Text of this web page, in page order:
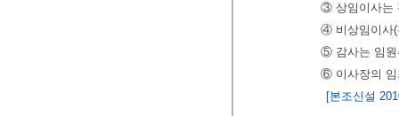
③ 상임이사는
④ 비상임이사
⑤ 감사는 임원
⑥ 이사장의 임
[본조신설